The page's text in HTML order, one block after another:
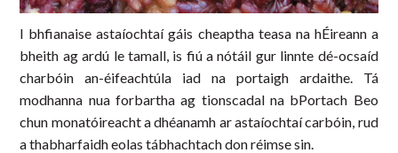
I bhfianaise astaíochtaí gáis cheaptha teasa na hÉireann a
bheith ag ardú le tamall, is fiú a nótáil gur linnte dé-ocsaíd
charbóin an-éifeachtúla iad na portaigh ardaithe. Tá
modhanna nua forbartha ag tionscadal na bPortach Beo
chun monatóireacht a dhéanamh ar astaíochtaí carbóin, rud
a thabharfaidh eolas tábhachtach don réimse sin.